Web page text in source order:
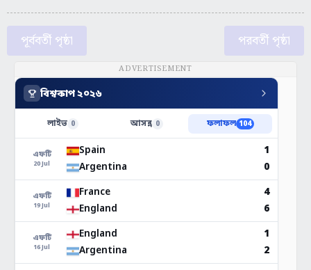
পূর্ববর্তী পৃষ্ঠা পরবর্তী পৃষ্ঠা
ADVERTISEMENT